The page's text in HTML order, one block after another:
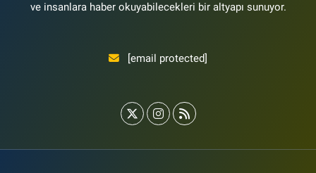
ve insanlara haber okuyabilecekleri bir altyapı sunuyor.
[email protected]